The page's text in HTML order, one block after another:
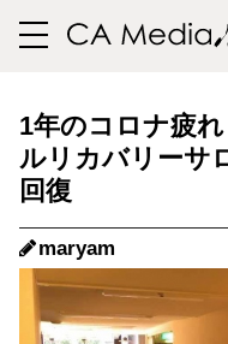
toggle
1年のコロナ疲
ルリカバリーサ
回復
maryam